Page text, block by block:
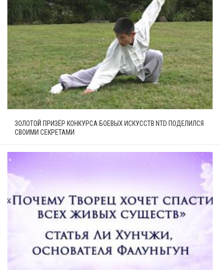
ЗОЛОТОЙ ПРИЗЁР КОНКУРСА БОЕВЫХ ИСКУССТВ NTD ПОДЕЛИЛСЯ
СВОИМИ СЕКРЕТАМИ